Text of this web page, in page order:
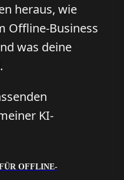
heraus, wie
Offline-Business
was deine
KI-
OFFLINE-